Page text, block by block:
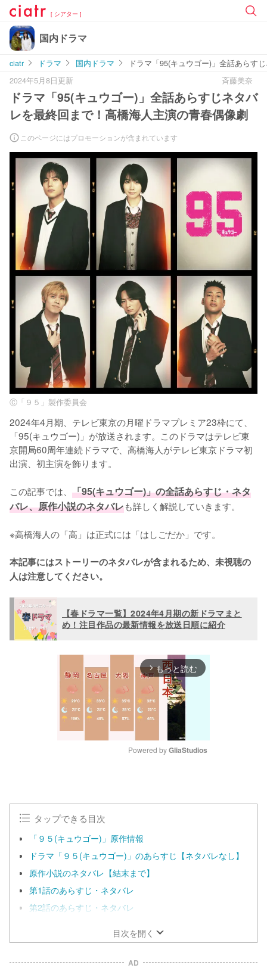
[ シアター ]
国内ドラマ
ciatr ドラマ 国内ドラマ
ドラマ「95(キュウゴー)」全話あらす
2024年5月8日更新
斉藤美奈
ドラマ「95(キュウゴー)」全話あらすじネタバ
レを最終回まで！高橋海人主演の青春偶像劇
このページにはプロモーションが含まれています
Ⓒ「９５」製作委員会
2024年4月期、テレビ東京の月曜ドラマプレミア23枠にて、
「95(キュウゴー)」が放送されます。このドラマはテレビ東
京開局60周年連続ドラマで、高橋海人がテレビ東京ドラマ初
出演、初主演を飾ります。
この記事では、 「95(キュウゴー)」の全話あらすじ・ネタ
バレ、原作小説のネタバレも詳しく解説していきます。
※高橋海人の「高」は正式には「はしごだか」です。
本記事にはストーリーのネタバレが含まれるため、未視聴の
人は注意してください。
【春ドラマ一覧】2024年4月期の新ドラマまと
め！注目作品の最新情報を放送日順に紹介
arrow_forward_ios もっと読む
Powered by GliaStudios
タップできる目次
「９５(キュウゴー)」原作情報
ドラマ「９５(キュウゴー)」のあらすじ【ネタバレなし】
原作小説のネタバレ【結末まで】
第1話のあらすじ・ネタバレ
第2話のあらすじ・ネタバレ
目次を開く
AD